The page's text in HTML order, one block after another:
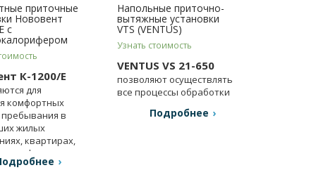
приточные
Нововент
с
К-1200/E
для
комфортных
пребывания в
жилых
квартирах,
и офисах.
Напольные приточно-
вытяжные установки
VTS (VENTUS)
Узнать стоимость
VENTUS VS 21-650
позволяют осуществлять
все процессы обработки
Подробнее